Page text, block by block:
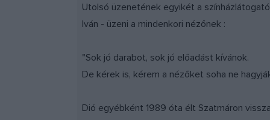
Utolsó üzenetének egyikét a
Iván - üzeni a mindenkori nézőnek :
"Sok jó darabot, sok jó előadást kívánok.
De kérek is, kérem a nézőket soha ne
Dió egyébként 1989 óta élt Szatmáron